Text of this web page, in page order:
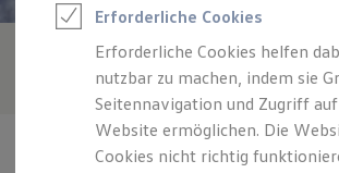
Leasing
Leasing-Angebote
Gebrauchtwagen Leasing
Junge Gebrauchtwagen-
Elektroauto Leasing
Kleinwagen-Leasing
Leasing ohne Anzahlung
Finanzierung
Erforderliche Cookies
Erforderliche Cookies helfen
nutzbar zu machen, indem sie
Seitennavigation und Zugriff
Website ermöglichen. Die
Cookies nicht richtig